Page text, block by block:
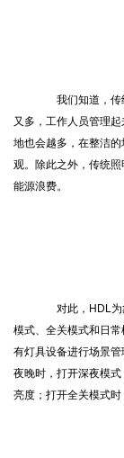
我们知道，传
又多，工作人员管理
地也会越多，在整洁
观。除此之外，传统
能源浪费。
对此，HDL为
模式、全关模式和日
有灯具设备进行场景
夜晚时，打开深夜模
亮度；打开全关模式时